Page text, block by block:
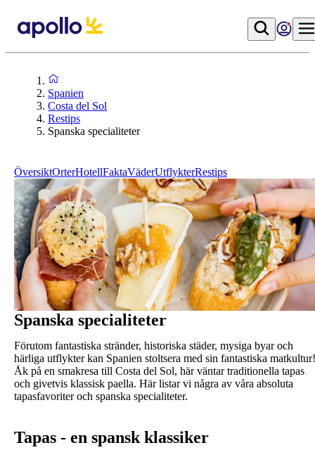
Spanien
Costa del Sol
Restips
Spanska specialiteter
ÖversiktOrterHotellFaktaVäderUtflykterRestips
Spanska specialiteter
Förutom fantastiska stränder, historiska städer, mysiga byar och
härliga utflykter kan Spanien stoltsera med sin fantastiska matkultur!
Åk på en smakresa till Costa del Sol, här väntar traditionella tapas
och givetvis klassisk paella. Här listar vi några av våra absoluta
tapasfavoriter och spanska specialiteter.
Tapas - en spansk klassiker